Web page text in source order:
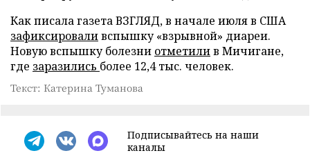
Как писала газета ВЗГЛЯД, в начале июля в США
зафиксироваливспышку «взрывной» диареи.
Новую вспышку болезни отметилив Мичигане,
где заразились более 12,4 тыс. человек.
Текст: Катерина Туманова
Подписывайтесь на наши
каналы